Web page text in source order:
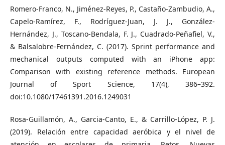
Romero-Franco, N., Jiménez-Reyes, P., Castaño-Zambudio, A.,
Capelo-Ramírez, F., Rodríguez-Juan, J. J., González-
Hernández, J., Toscano-Bendala, F. J., Cuadrado-Peñafiel, V.,
& Balsalobre-Fernández, C. (2017). Sprint performance and
mechanical outputs computed with an iPhone app:
Comparison with existing reference methods. European
Journal of Sport Science, 17(4), 386–392.
doi:10.1080/17461391.2016.1249031
Rosa-Guillamón, A., Garcia-Canto, E., & Carrillo-López, P. J.
(2019). Relación entre capacidad aeróbica y el nivel de